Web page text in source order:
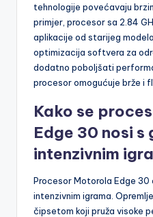
tehnologije povećavaju
primjer, procesor sa 2.84
aplikacije od starijeg modela
optimizacija softvera za
dodatno poboljšati
procesor omogućuje brže i
Kako se
Edge 30 nosi
intenzivnim
Procesor Motorola Edge 30
intenzivnim igrama.
čipsetom koji pruža visoke